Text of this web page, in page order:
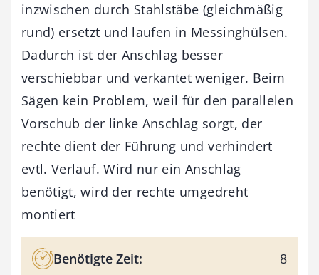
inzwischen durch Stahlstäbe (gleichmäßig
rund) ersetzt und laufen in Messinghülsen.
Dadurch ist der Anschlag besser
verschiebbar und verkantet weniger. Beim
Sägen kein Problem, weil für den parallelen
Vorschub der linke Anschlag sorgt, der
rechte dient der Führung und verhindert
evtl. Verlauf. Wird nur ein Anschlag
benötigt, wird der rechte umgedreht
montiert
Benötigte Zeit: 8